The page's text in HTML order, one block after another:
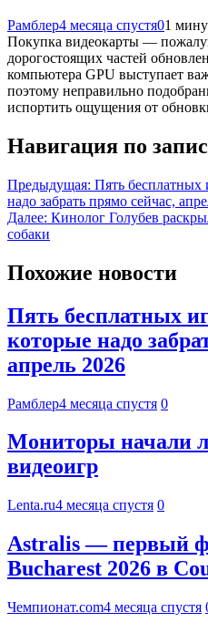
Рамблер4 месяца спустя01
Покупка видеокарты —
дорогостоящих частей
компьютера GPU выступает
поэтому неправильно
испортить ощущения от
Навигация по
Предыдущая: Пять бесплатных
надо забрать прямо сейчас,
Далее: Кинолог Голубев
собаки
Похожие новости
Пять бесплатных
которые надо
апрель 2026
Рамблер4 месяца спустя 0
Мониторы начали
видеоигр
Lenta.ru4 месяца спустя 0
Astralis — первый
Bucharest 2026 в
Чемпионат.com4 месяца спустя